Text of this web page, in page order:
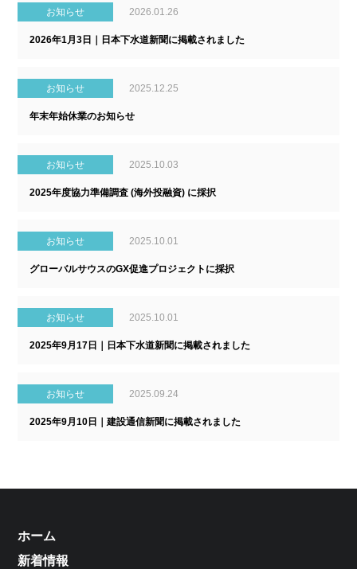
お知らせ 2026.01.26
2026年1月3日｜日本下水道新聞に掲載されました
お知らせ 2025.12.25
年末年始休業のお知らせ
お知らせ 2025.10.03
2025年度協力準備調査 (海外投融資) に採択
お知らせ 2025.10.01
グローバルサウスのGX促進プロジェクトに採択
お知らせ 2025.10.01
2025年9月17日｜日本下水道新聞に掲載されました
お知らせ 2025.09.24
2025年9月10日｜建設通信新聞に掲載されました
ホーム
新着情報